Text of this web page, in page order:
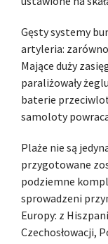
Gęsty systemy
artyleria:
Mające duży
paraliżowały
baterie
samoloty
Plaże nie są
przygotowane
podziemne
sprowadzeni
Europy: z
Czechosłowacji,